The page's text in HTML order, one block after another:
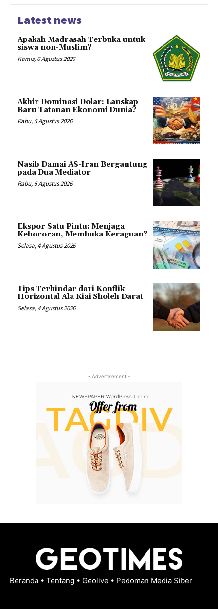
Latest news
Apakah Madrasah Terbuka untuk
siswa non-Muslim?
Kamis, 6 Agustus 2026
Akhir Dominasi Dolar: Lanskap
Baru Tatanan Ekonomi Dunia?
Rabu, 5 Agustus 2026
Nasib Damai AS-Iran Bergantung
pada Dua Mediator
Rabu, 5 Agustus 2026
Ekspor Satu Pintu: Menjaga
Kebocoran, Membuka Keraguan?
Selasa, 4 Agustus 2026
Tips Terhindar dari Konflik
Horizontal Ala Kiai Sholeh Darat
Selasa, 4 Agustus 2026
- Advertisement -
Beranda • Tentang • Geolive • Pedoman Media Siber